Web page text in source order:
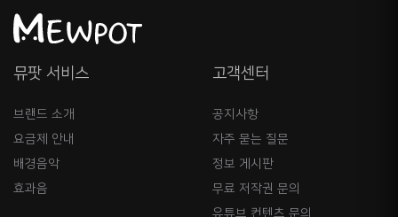
뮤팟 서비스
브랜드 소개
요금제 안내
배경음악
효과음
고객센터
공지사항
자주 묻는 질문
정보 게시판
무료 저작권 문의
유튜브 컨텐츠 문의